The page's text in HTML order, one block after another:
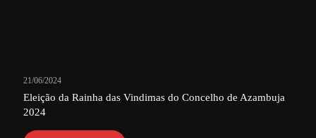
21/06/2024
Eleição da Rainha das Vindimas do Concelho de Azambuja
2024